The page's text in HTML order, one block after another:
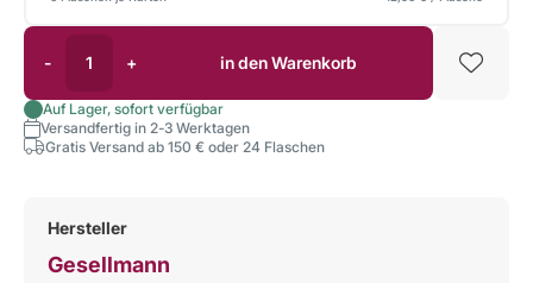
- + in den Warenkorb
Auf Lager, sofort verfügbar
Versandfertig in 2-3 Werktagen
Gratis Versand ab 150 € oder 24 Flaschen
Hersteller
Gesellmann